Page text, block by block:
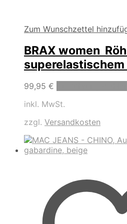
Zum Wunschzettel
BRAX women
superelastischem
99,95 €
inkl. MwSt.
zzgl. Versandkosten